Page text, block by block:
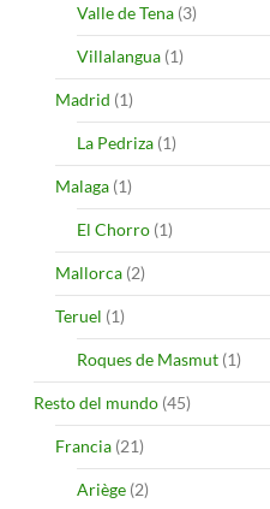
Valle de Tena (3)
Villalangua (1)
Madrid (1)
La Pedriza (1)
Malaga (1)
El Chorro (1)
Mallorca (2)
Teruel (1)
Roques de Masmut (1)
Resto del mundo (45)
Francia (21)
Ariège (2)